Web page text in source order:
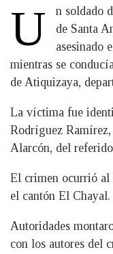
U
n soldado
de Santa
asesinado
mientras se
de Atiquizaya,
La víctima fue
Rodríguez
Alarcón, del
El crimen ocurrió al
el cantón El Chayal.
Autoridades
con los autores del